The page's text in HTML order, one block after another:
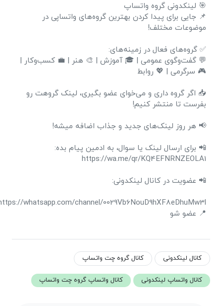
🎯 لینکدونی گروه واتساپ
📌 جایی برای پیدا کردن بهترین گروه‌های واتساپی در
موضوعات مختلف!
✅ گروه‌های فعال در زمینه‌های:
💬 گفت‌وگوی عمومی | 🎓 آموزش | 🎨 هنر | 💼 کسب‌وکار |
🎮 سرگرمی | 💖 روابط
📥 اگر گروه داری و می‌خوای عضو بگیری، لینک گروهت رو
بفرست تا منتشر کنیم!
📢 هر روز لینک‌های جدید و جذاب اضافه میشه!
📲 برای ارسال لینک یا سوال، به ادمین پیام بده:
https://wa.me/qr/KQ4EFNRNZEOLA1
📲 عضویت در کانال لینکدونی:
https://whatsapp.com/channel/0029Vb6NouD9hXF8eDhuMw3l
📍 عضو شو
کانال لینکدونی کانال گروه چت واتساپ
کانال واتساپ لینکدونی کانال واتساپ گروه چت واتساپ